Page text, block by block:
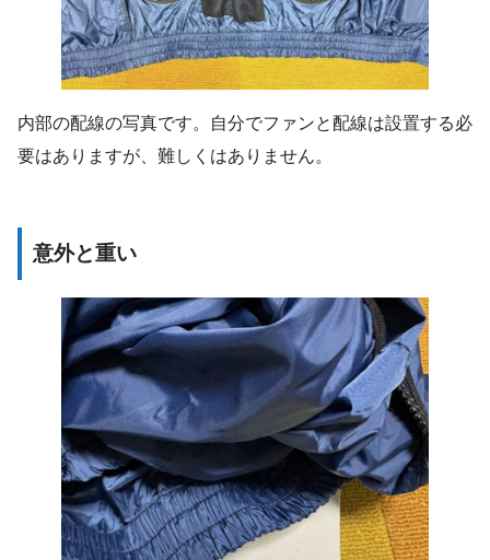
内部の配線の写真です。自分でファンと配線は設置する必
要はありますが、難しくはありません。
意外と重い